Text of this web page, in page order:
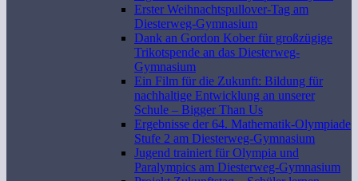
Erster Weihnachtspullover-Tag am
Diesterweg-Gymnasium
Dank an Gordon Kober für großzügige
Trikotspende an das Diesterweg-
Gymnasium
Ein Film für die Zukunft: Bildung für
nachhaltige Entwicklung an unserer
Schule – Bigger Than Us
Ergebnisse der 64. Mathematik-Olympiade
Stufe 2 am Diesterweg-Gymnasium
Jugend trainiert für Olympia und
Paralympics am Diesterweg-Gymnasium